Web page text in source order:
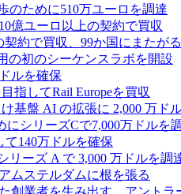
のために510万ユーロを調達
億ユーロ以上の契約で買収
約で買収、99か国にまたが
の初のシーケンスラボを開設
ルを確保
指してRail Europeを買収
基盤 AI の拡張に 2,000 万ド
にシリーズCで7,000万ドルを
140万ドルを確保
リーズ A で 3,000 万ドルを調
ムステルダムに根を張る
創業者を生み出す、アントラ